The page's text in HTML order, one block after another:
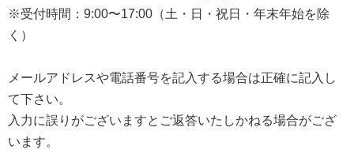
※受付時間：9:00〜17:00（⼟・⽇・祝⽇・年末年始を除
く）
メールアドレスや電話番号を記入する場合は正確に記入し
て下さい。
入力に誤りがございますとご返答いたしかねる場合がござ
います。